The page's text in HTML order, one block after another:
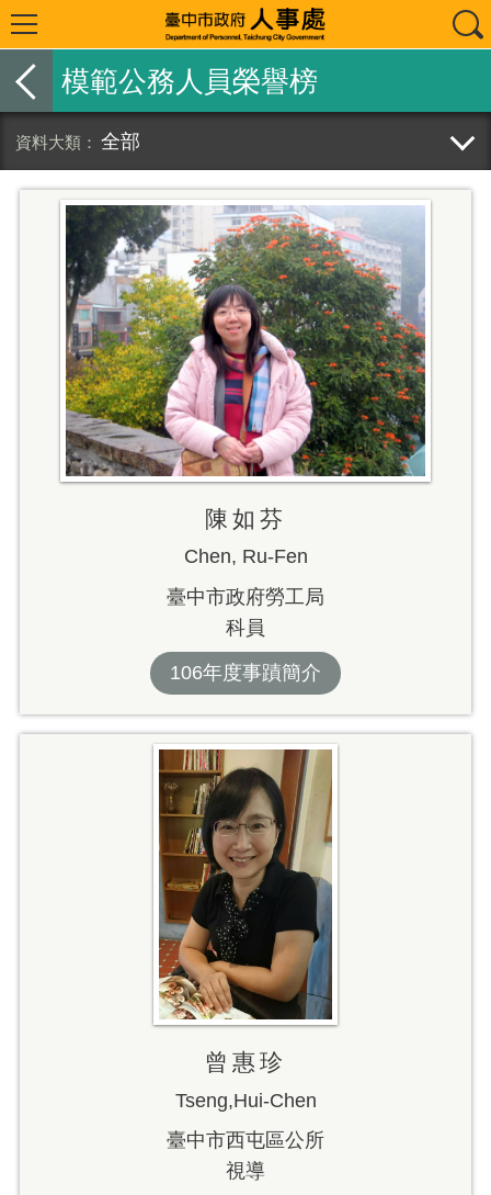
模範公務人員榮譽榜
全部
陳如芬
Chen, Ru-Fen
臺中市政府勞工局
科員
106年度事蹟簡介
曾惠珍
Tseng,Hui-Chen
臺中市西屯區公所
視導